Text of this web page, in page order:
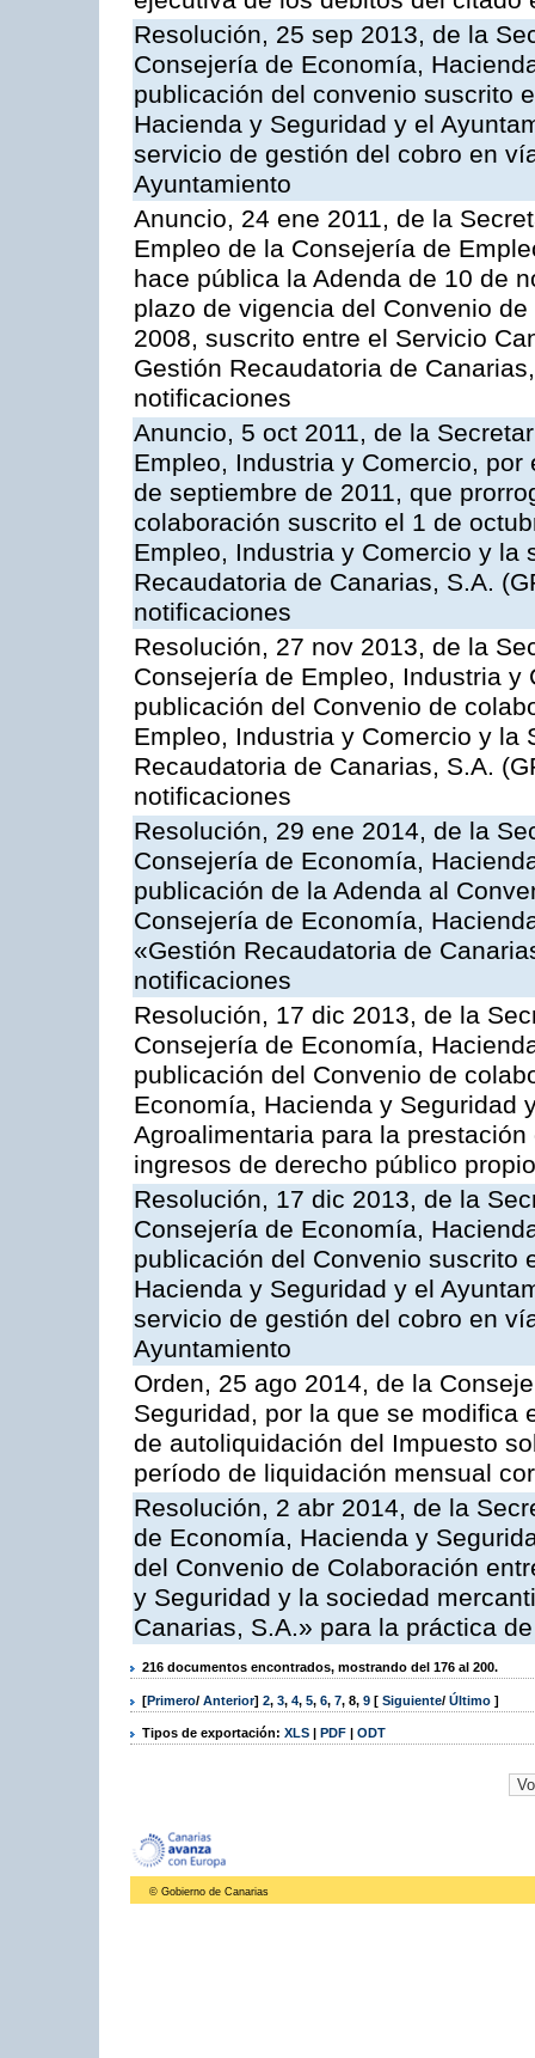
Resolución, 25 sep 2013, de la
Consejería de Economía,
publicación del convenio suscrito
Hacienda y Seguridad y el
servicio de gestión del cobro en
Ayuntamiento
Anuncio, 24 ene 2011, de la
Empleo de la Consejería de
hace pública la Adenda de 10 de
plazo de vigencia del Convenio
2008, suscrito entre el Servicio
Gestión Recaudatoria de
notificaciones
Anuncio, 5 oct 2011, de la
Empleo, Industria y Comercio,
de septiembre de 2011, que
colaboración suscrito el 1 de
Empleo, Industria y Comercio y la
Recaudatoria de Canarias, S.A.
notificaciones
Resolución, 27 nov 2013, de la
Consejería de Empleo, Industria
publicación del Convenio de
Empleo, Industria y Comercio y la
Recaudatoria de Canarias, S.A.
notificaciones
Resolución, 29 ene 2014, de la
Consejería de Economía,
publicación de la Adenda al
Consejería de Economía,
«Gestión Recaudatoria de
notificaciones
Resolución, 17 dic 2013, de la
Consejería de Economía,
publicación del Convenio de
Economía, Hacienda y Seguridad
Agroalimentaria para la
ingresos de derecho público
Resolución, 17 dic 2013, de la
Consejería de Economía,
publicación del Convenio suscrito
Hacienda y Seguridad y el
servicio de gestión del cobro en
Ayuntamiento
Orden, 25 ago 2014, de la
Seguridad, por la que se modifica
de autoliquidación del Impuesto
período de liquidación mensual
Resolución, 2 abr 2014, de la
de Economía, Hacienda y
del Convenio de Colaboración
y Seguridad y la sociedad
Canarias, S.A.» para la práctica
216 documentos encontrados, mostrando del 176 al 200.
[Primero/ Anterior] 2, 3, 4, 5, 6, 7, 8, 9 [ Siguiente/ Último ]
Tipos de exportación: XLS | PDF | ODT
© Gobierno de Canarias